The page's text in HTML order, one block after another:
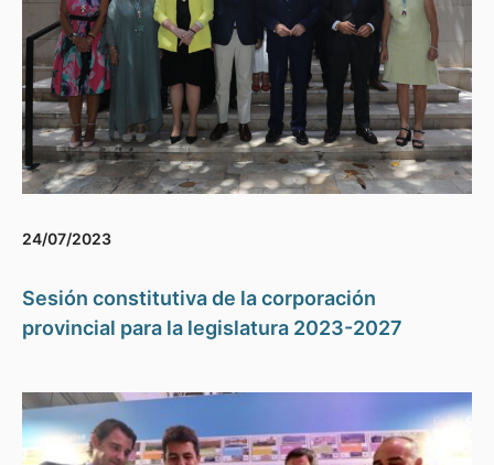
24/07/2023
Sesión constitutiva de la corporación
provincial para la legislatura 2023-2027